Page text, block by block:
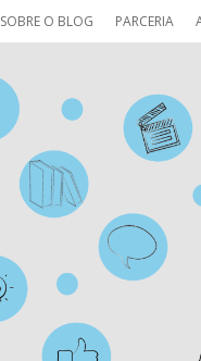
SOBRE O BLOG PARCERIA